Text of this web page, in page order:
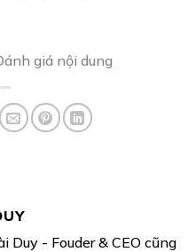
giá nội dung
Duy - Fouder & CEO cũng